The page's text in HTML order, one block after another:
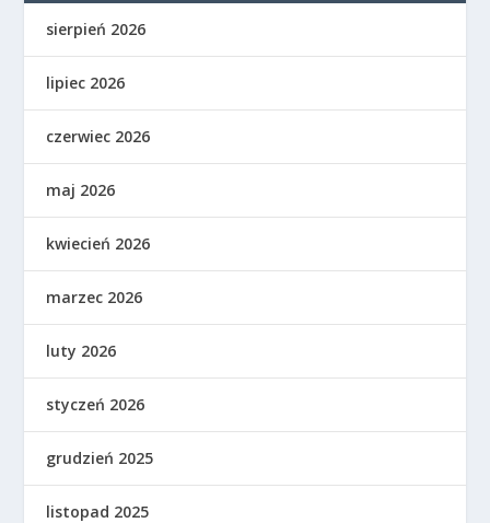
sierpień 2026
lipiec 2026
czerwiec 2026
maj 2026
kwiecień 2026
marzec 2026
luty 2026
styczeń 2026
grudzień 2025
listopad 2025